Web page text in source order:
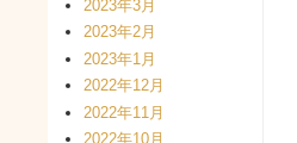
2023年3月
2023年2月
2023年1月
2022年12月
2022年11月
2022年10月